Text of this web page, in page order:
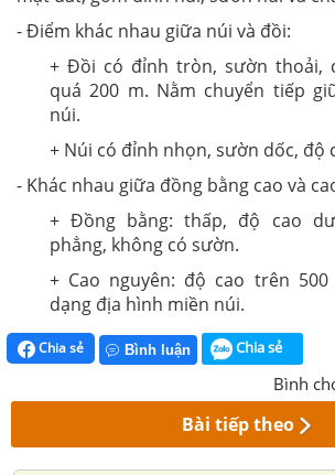
- Điểm khác nhau giữa núi và đồi:
+ Đồi có đỉnh tròn, sườn thoải,
quá 200 m. Nằm chuyển tiếp
núi.
+ Núi có đỉnh nhọn, sườn dốc, độ
- Khác nhau giữa đồng bằng cao và
+ Đồng bằng: thấp, độ cao
phẳng, không có sườn.
+ Cao nguyên: độ cao trên
dạng địa hình miền núi.
Chia sẻ Bình luận Chia sẻ
Bình
Bài tiếp theo